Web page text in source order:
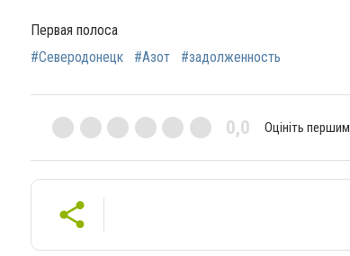
Первая полоса
#Северодонецк
#Азот #задолженность
0,0 Оцініть першим